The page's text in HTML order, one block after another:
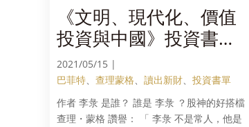
《文明、現代化、價值
投資與中國》投資書
單：中國巴菲特- 李彔
解讀價值投資四大理念
【讀出新財】
2021/05/15 |
巴菲特、 查理蒙格、 讀出新財、 投資書單
作者 李彔 是誰？ 誰是 李彔 ？股神的好搭檔
查理・蒙格 讚譽： 「 李彔 不是常人，他是